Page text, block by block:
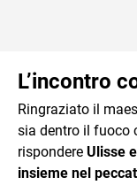
L’incontro
Ringraziato il
sia dentro il fuoco
rispondere Ulisse
insieme nel